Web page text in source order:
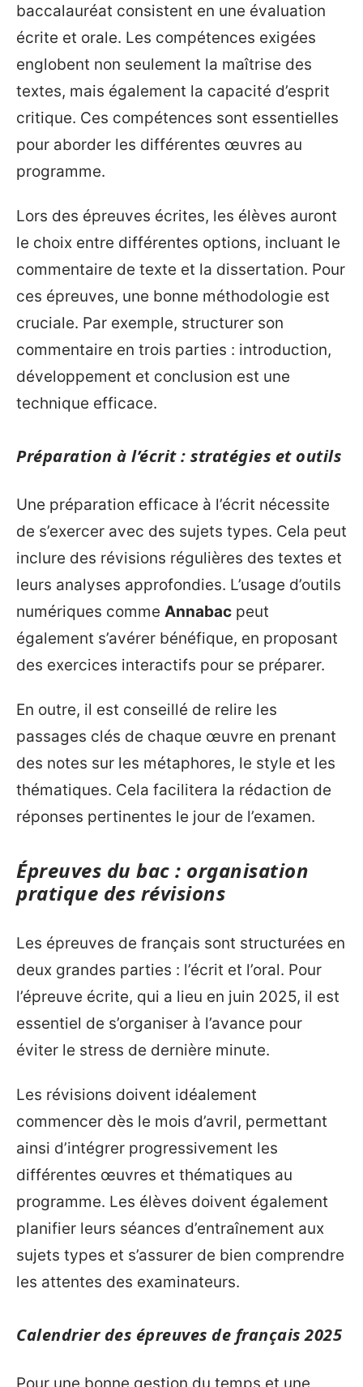
baccalauréat consistent en une évaluation
écrite et orale. Les compétences exigées
englobent non seulement la maîtrise des
textes, mais également la capacité d’esprit
critique. Ces compétences sont essentielles
pour aborder les différentes œuvres au
programme.
Lors des épreuves écrites, les élèves auront
le choix entre différentes options, incluant le
commentaire de texte et la dissertation. Pour
ces épreuves, une bonne méthodologie est
cruciale. Par exemple, structurer son
commentaire en trois parties : introduction,
développement et conclusion est une
technique efficace.
Préparation à l’écrit : stratégies et outils
Une préparation efficace à l’écrit nécessite
de s’exercer avec des sujets types. Cela peut
inclure des révisions régulières des textes et
leurs analyses approfondies. L’usage d’outils
numériques comme Annabac peut
également s’avérer bénéfique, en proposant
des exercices interactifs pour se préparer.
En outre, il est conseillé de relire les
passages clés de chaque œuvre en prenant
des notes sur les métaphores, le style et les
thématiques. Cela facilitera la rédaction de
réponses pertinentes le jour de l’examen.
Épreuves du bac : organisation
pratique des révisions
Les épreuves de français sont structurées en
deux grandes parties : l’écrit et l’oral. Pour
l’épreuve écrite, qui a lieu en juin 2025, il est
essentiel de s’organiser à l’avance pour
éviter le stress de dernière minute.
Les révisions doivent idéalement
commencer dès le mois d’avril, permettant
ainsi d’intégrer progressivement les
différentes œuvres et thématiques au
programme. Les élèves doivent également
planifier leurs séances d’entraînement aux
sujets types et s’assurer de bien comprendre
les attentes des examinateurs.
Calendrier des épreuves de français 2025
Pour une bonne gestion du temps et une